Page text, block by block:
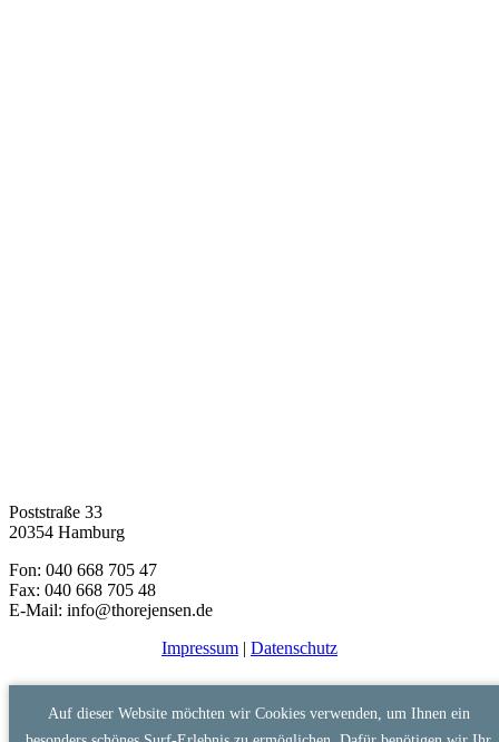
Poststraße 33
20354 Hamburg
Fon: 040 668 705 47
Fax: 040 668 705 48
E-Mail: info@thorejensen.de
Impressum | Datenschutz
Auf dieser Website möchten wir Cookies verwenden, um Ihnen ein